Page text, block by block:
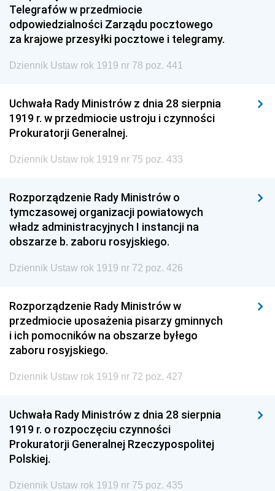
Telegrafów w przedmiocie
odpowiedzialności Zarządu pocztowego
za krajowe przesyłki pocztowe i telegramy.
Dziennik Ustaw rok 1919 nr 78 poz. 441
Uchwała Rady Ministrów z dnia 28 sierpnia
1919 r. w przedmiocie ustroju i czynności
Prokuratorji Generalnej.
Dziennik Ustaw rok 1919 nr 75 poz. 433
Rozporządzenie Rady Ministrów o
tymczasowej organizacji powiatowych
władz administracyjnych I instancji na
obszarze b. zaboru rosyjskiego.
Dziennik Ustaw rok 1919 nr 72 poz. 426
Rozporządzenie Rady Ministrów w
przedmiocie uposażenia pisarzy gminnych
i ich pomocników na obszarze byłego
zaboru rosyjskiego.
Dziennik Ustaw rok 1919 nr 72 poz. 427
Uchwała Rady Ministrów z dnia 28 sierpnia
1919 r. o rozpoczęciu czynności
Prokuratorji Generalnej Rzeczypospolitej
Polskiej.
Dziennik Ustaw rok 1919 nr 75 poz. 435